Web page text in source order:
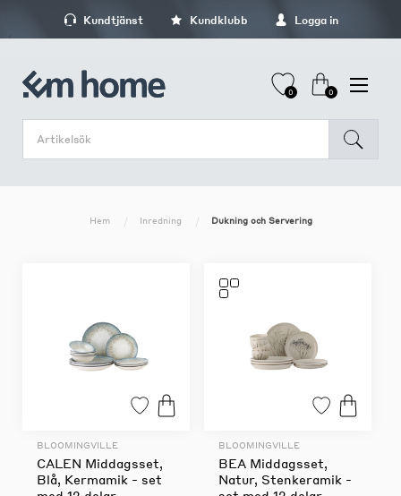
Kundtjänst Kundklubb Logga in
0 0
Hem Inredning Dukning och Servering
BLOOMINGVILLE
CALEN Middagsset,
Blå, Kermamik - set
BLOOMINGVILLE
BEA Middagsset,
Natur, Stenkeramik -